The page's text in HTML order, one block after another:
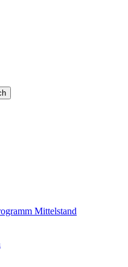
Mittelstand